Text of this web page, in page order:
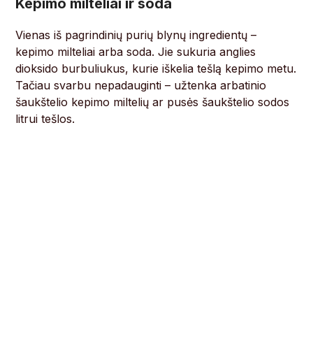
Kepimo milteliai ir soda
Vienas iš pagrindinių purių blynų ingredientų –
kepimo milteliai arba soda. Jie sukuria anglies
dioksido burbuliukus, kurie iškelia tešlą kepimo metu.
Tačiau svarbu nepadauginti – užtenka arbatinio
šaukštelio kepimo miltelių ar pusės šaukštelio sodos
litrui tešlos.